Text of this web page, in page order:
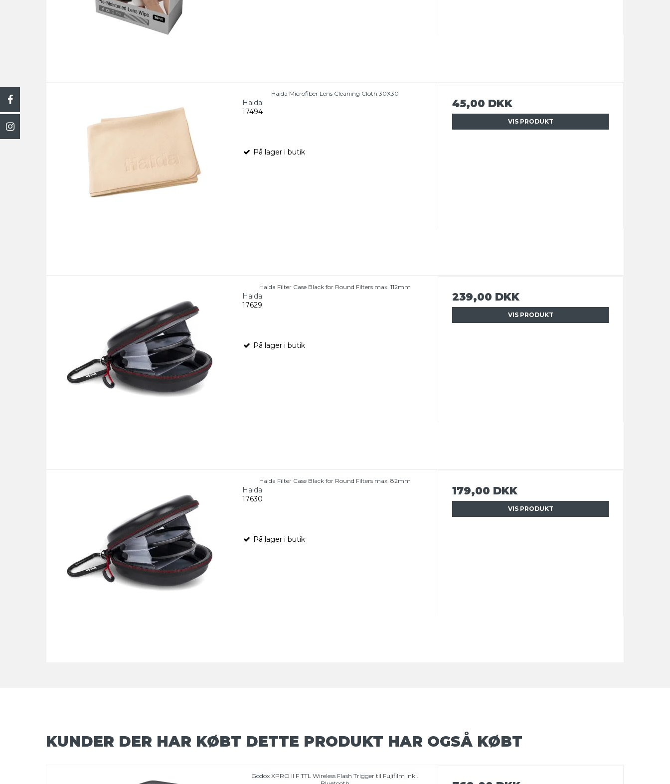
Haida Microfiber Lens Cleaning Cloth 30X30
Haida
17494
På lager i butik
45,00 DKK
VIS PRODUKT
Haida Filter Case Black for Round Filters max. 112mm
Haida
17629
På lager i butik
239,00 DKK
VIS PRODUKT
Haida Filter Case Black for Round Filters max. 82mm
Haida
17630
På lager i butik
179,00 DKK
VIS PRODUKT
KUNDER DER HAR KØBT DETTE PRODUKT HAR OGSÅ KØBT
Godox XPRO II F TTL Wireless Flash Trigger til Fujifilm inkl.